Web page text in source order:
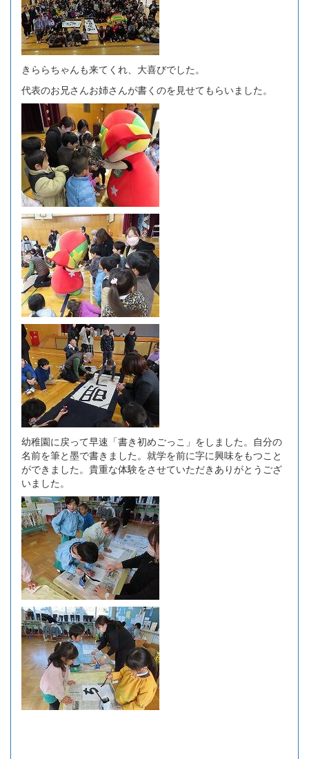
きららちゃんも来てくれ、大喜びでした。
代表のお兄さんお姉さんが書くのを見せてもらいました。
幼稚園に戻って早速「書き初めごっこ」をしました。自分の
名前を筆と墨で書きました。就学を前に字に興味をもつこと
ができました。貴重な体験をさせていただきありがとうござ
いました。